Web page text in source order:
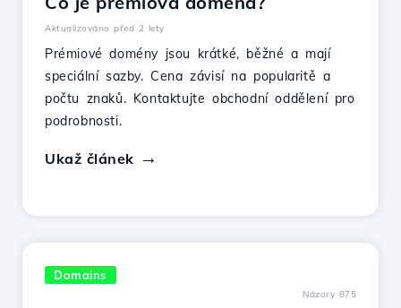
Aktualizováno před 2 lety
Prémiové domény jsou krátké, běžné a mají
speciální sazby. Cena závisí na popularitě a
počtu znaků. Kontaktujte obchodní oddělení pro
podrobnosti.
Ukaž článek
Domains
Názory 875